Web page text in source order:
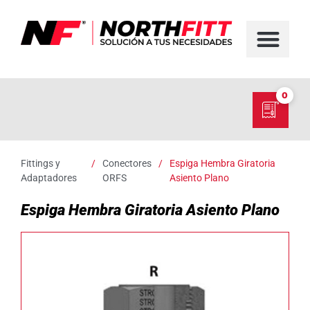
0
Fittings y
Adaptadores
/
Conectores
ORFS
/
Espiga Hembra Giratoria
Asiento Plano
Espiga Hembra Giratoria Asiento Plano